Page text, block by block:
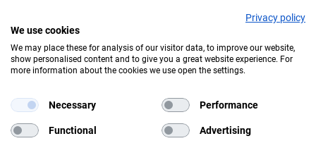
bewölkt
Informationen
Eintrittspreise
Privacy policy
We use cookies
We may place these for analysis of our visitor data, to improve our website,
show personalised content and to give you a great website experience. For
more information about the cookies we use open the settings.
Necessary Performance
Functional Advertising